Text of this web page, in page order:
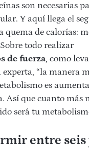
son necesarias
Y aquí llega el
quema de calorías:
todo realizar
de fuerza, como
“la manera
es
Así que cuanto más
será tu
entre seis